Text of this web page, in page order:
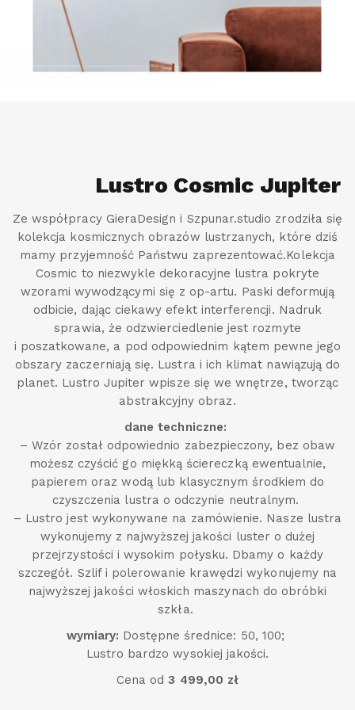
Lustro Cosmic Jupiter
Ze współpracy GieraDesign i Szpunar.studio zrodziła się
kolekcja kosmicznych obrazów lustrzanych, które dziś
mamy przyjemność Państwu zaprezentować.Kolekcja
Cosmic to niezwykle dekoracyjne lustra pokryte
wzorami wywodzącymi się z op-artu. Paski deformują
odbicie, dając ciekawy efekt interferencji. Nadruk
sprawia, że odzwierciedlenie jest rozmyte
i poszatkowane, a pod odpowiednim kątem pewne jego
obszary zaczerniają się. Lustra i ich klimat nawiązują do
planet. Lustro Jupiter wpisze się we wnętrze, tworząc
abstrakcyjny obraz.
dane techniczne:
– Wzór został odpowiednio zabezpieczony, bez obaw
możesz czyścić go miękką ściereczką ewentualnie,
papierem oraz wodą lub klasycznym środkiem do
czyszczenia lustra o odczynie neutralnym.
– Lustro jest wykonywane na zamówienie. Nasze lustra
wykonujemy z najwyższej jakości luster o dużej
przejrzystości i wysokim połysku. Dbamy o każdy
szczegół. Szlif i polerowanie krawędzi wykonujemy na
najwyższej jakości włoskich maszynach do obróbki
szkła.
wymiary: Dostępne średnice: 50, 100;
Lustro bardzo wysokiej jakości.
Cena od3 499,00 zł